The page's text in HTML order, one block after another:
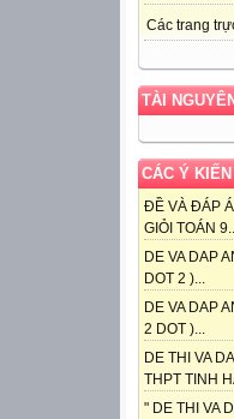
Các trang
TÀI
CÁC Ý
ĐỀ VÀ ĐÁP
GIỎI TOÁN
DE VA DAP
DOT 2 )...
DE VA DAP
2 DOT )...
DE THI VA
THPT TINH
" DE THI VA